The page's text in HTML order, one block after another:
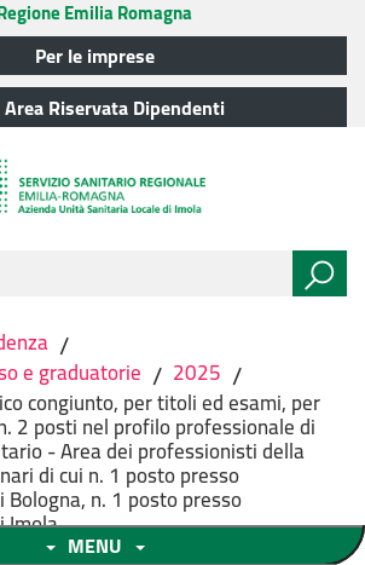
Emilia Romagna
Per le imprese
Area Riservata Dipendenti
/
e graduatorie / 2025 /
congiunto, per titoli ed esami, per
2 posti nel profilo professionale di
- Area dei professionisti della
di cui n. 1 posto presso
Bologna, n. 1 posto presso
Imola
MENU